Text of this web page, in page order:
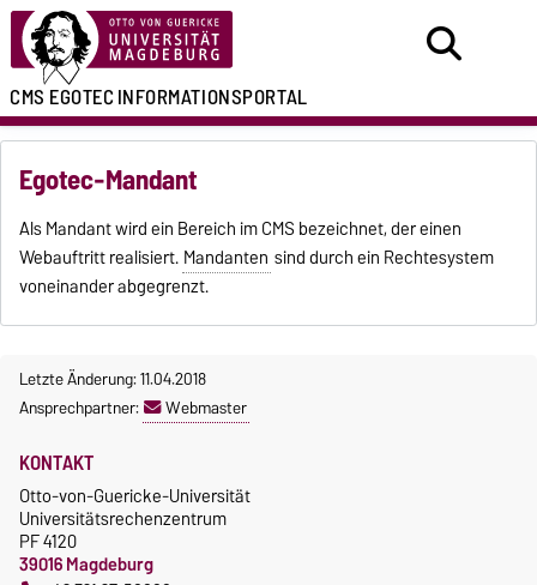
CMS EGOTECINFORMATIONSPORTAL
Egotec-Mandant
Als Mandant wird ein Bereich im CMS bezeichnet, der einen
Webauftritt realisiert. Mandanten sind durch ein Rechtesystem
voneinander abgegrenzt.
Letzte Änderung: 11.04.2018
Ansprechpartner:
Webmaster
KONTAKT
Otto-von-Guericke-Universität
Universitätsrechenzentrum
PF 4120
39016 Magdeburg